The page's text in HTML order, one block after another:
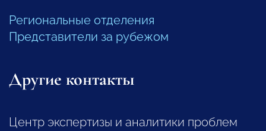
Региональные отделения
Представители за рубежом
Другие контакты
Центр экспертизы и аналитики проблем